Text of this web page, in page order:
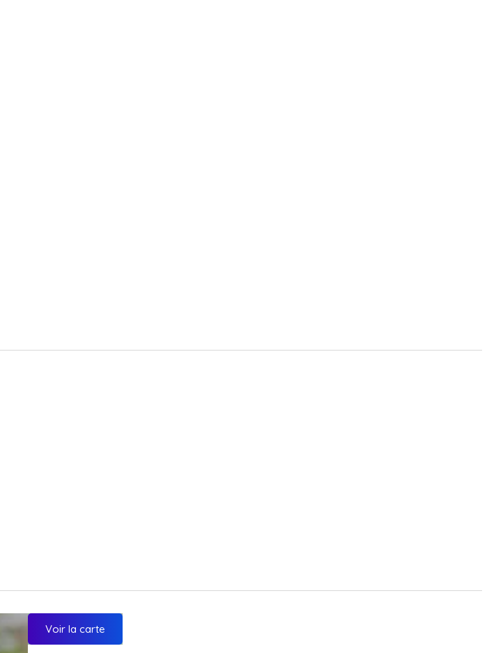
Voir la carte